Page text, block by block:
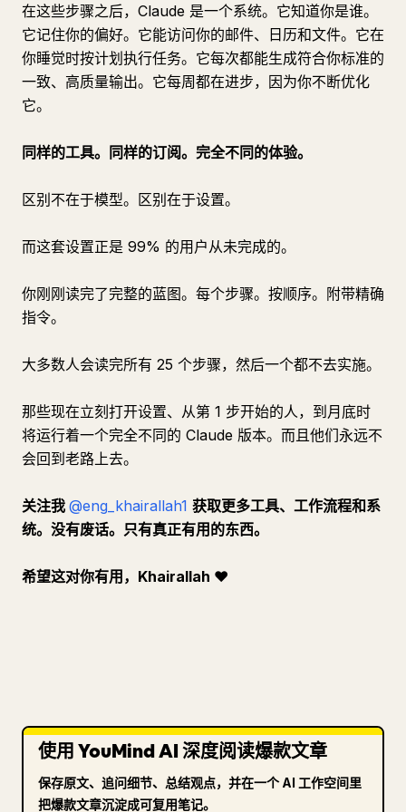
在这些步骤之后，Claude 是一个系统。它知道你是谁。
它记住你的偏好。它能访问你的邮件、日历和文件。它在
你睡觉时按计划执行任务。它每次都能生成符合你标准的
一致、高质量输出。它每周都在进步，因为你不断优化
它。
同样的工具。同样的订阅。完全不同的体验。
区别不在于模型。区别在于设置。
而这套设置正是 99% 的用户从未完成的。
你刚刚读完了完整的蓝图。每个步骤。按顺序。附带精确
指令。
大多数人会读完所有 25 个步骤，然后一个都不去实施。
那些现在立刻打开设置、从第 1 步开始的人，到月底时
将运行着一个完全不同的 Claude 版本。而且他们永远不
会回到老路上去。
关注我 @eng_khairallah1 获取更多工具、工作流程和系
统。没有废话。只有真正有用的东西。
希望这对你有用，Khairallah ❤️
使用 YouMind AI 深度阅读爆款文章
保存原文、追问细节、总结观点，并在一个 AI 工作空间里
把爆款文章沉淀成可复用笔记。